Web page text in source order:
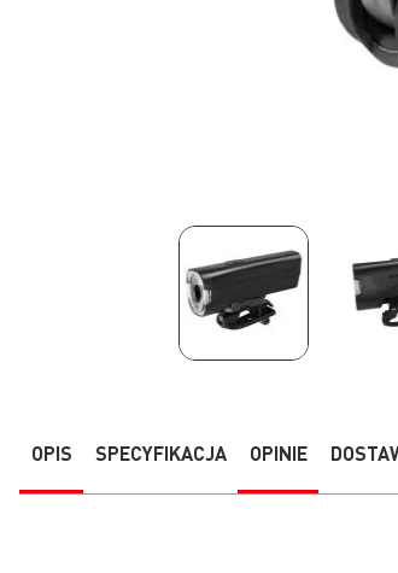
galerii
OPIS SPECYFIKACJA OPINIE